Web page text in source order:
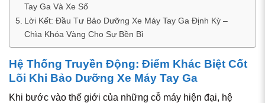
Tay Ga Và Xe Số
Lời Kết: Đầu Tư Bảo Dưỡng Xe Máy Tay Ga Định Kỳ –
Chìa Khóa Vàng Cho Sự Bền Bỉ
Hệ Thống Truyền Động: Điểm Khác Biệt Cốt
Lõi Khi Bảo Dưỡng Xe Máy Tay Ga
Khi bước vào thế giới của những cỗ máy hiện đại, hệ